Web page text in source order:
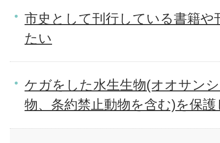
市史として刊行している書籍や
たい
ケガをした水生生物(オオサン
物、条約禁止動物を含む)を保